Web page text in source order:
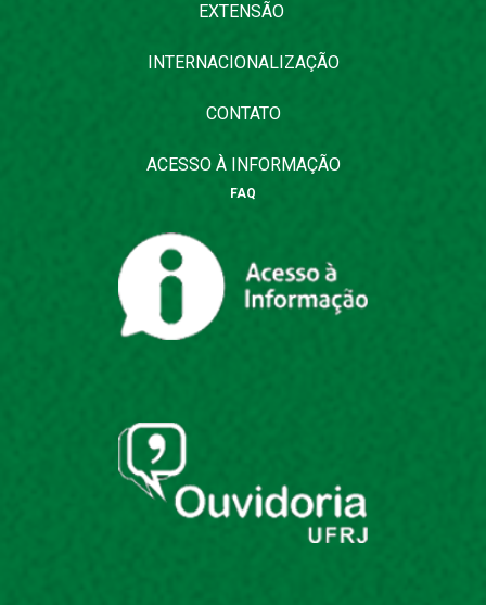
EXTENSÃO
INTERNACIONALIZAÇÃO
CONTATO
ACESSO À INFORMAÇÃO
FAQ